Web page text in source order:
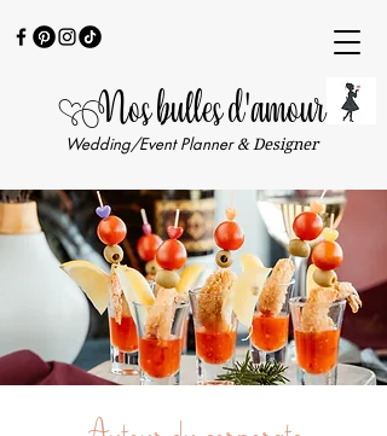
Nos bulles d'amour
Wedding/Event Planner & Designer